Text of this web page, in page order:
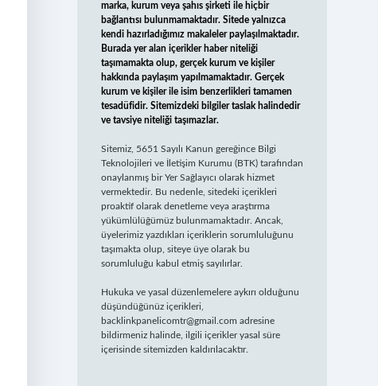
marka, kurum veya şahıs şirketi ile hiçbir
bağlantısı bulunmamaktadır. Sitede yalnızca
kendi hazırladığımız makaleler paylaşılmaktadır.
Burada yer alan içerikler haber niteliği
taşımamakta olup, gerçek kurum ve kişiler
hakkında paylaşım yapılmamaktadır. Gerçek
kurum ve kişiler ile isim benzerlikleri tamamen
tesadüfidir. Sitemizdeki bilgiler taslak halindedir
ve tavsiye niteliği taşımazlar.
Sitemiz, 5651 Sayılı Kanun gereğince Bilgi
Teknolojileri ve İletişim Kurumu (BTK) tarafından
onaylanmış bir Yer Sağlayıcı olarak hizmet
vermektedir. Bu nedenle, sitedeki içerikleri
proaktif olarak denetleme veya araştırma
yükümlülüğümüz bulunmamaktadır. Ancak,
üyelerimiz yazdıkları içeriklerin sorumluluğunu
taşımakta olup, siteye üye olarak bu
sorumluluğu kabul etmiş sayılırlar.
Hukuka ve yasal düzenlemelere aykırı olduğunu
düşündüğünüz içerikleri,
backlinkpanelicomtr@gmail.com adresine
bildirmeniz halinde, ilgili içerikler yasal süre
içerisinde sitemizden kaldırılacaktır.